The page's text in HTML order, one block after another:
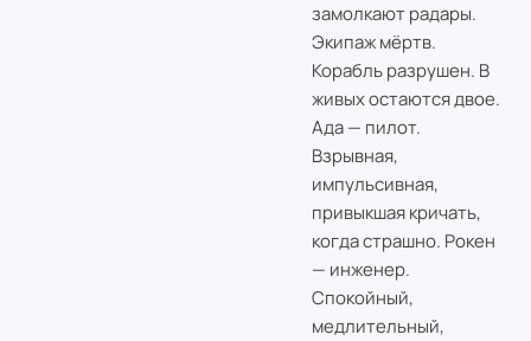
замолкают радары.
Экипаж мёртв.
Корабль разрушен. В
живых остаются двое.
Ада — пилот.
Взрывная,
импульсивная,
привыкшая кричать,
когда страшно. Рокен
— инженер.
Спокойный,
медлительный,